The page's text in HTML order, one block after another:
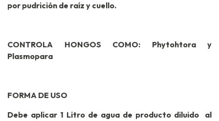
por pudrición de raíz y cuello.
CONTROLA HONGOS COMO: Phytohtora y
Plasmopara
FORMA DE USO
Debe aplicar 1 Litro de agua de producto diluido al